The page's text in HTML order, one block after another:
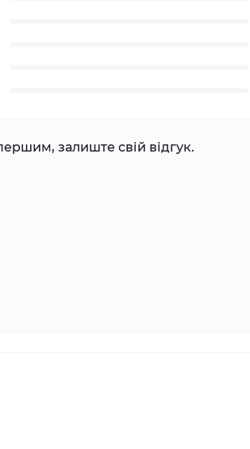
залиште свій відгук.